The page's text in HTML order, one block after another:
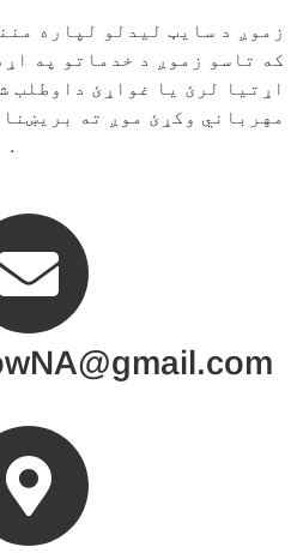
زموږ د سایټ لیدلو لپاره
که تاسو زموږ د خدماتو په
اړتیا لرئ یا غواړئ داوطلب
مهرباني وکړئ موږ ته
.